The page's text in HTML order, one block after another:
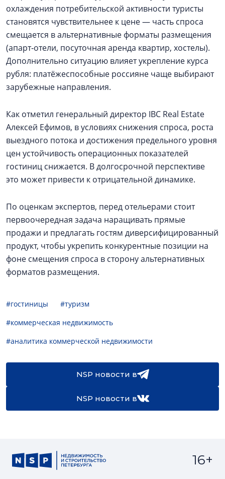
охлаждения потребительской активности туристы
становятся чувствительнее к цене — часть спроса
смещается в альтернативные форматы размещения
(апарт‑отели, посуточная аренда квартир, хостелы).
Дополнительно ситуацию влияет укрепление курса
рубля: платёжеспособные россияне чаще выбирают
зарубежные направления.
Как отметил генеральный директор IBC Real Estate
Алексей Ефимов, в условиях снижения спроса, роста
выездного потока и достижения предельного уровня
цен устойчивость операционных показателей
гостиниц снижается. В долгосрочной перспективе
это может привести к отрицательной динамике.
По оценкам экспертов, перед отельерами стоит
первоочередная задача наращивать прямые
продажи и предлагать гостям диверсифицированный
продукт, чтобы укрепить конкурентные позиции на
фоне смещения спроса в сторону альтернативных
форматов размещения.
#гостиницы
#туризм
#коммерческая недвижимость
#аналитика коммерческой недвижимости
NSP новости в
NSP новости в
16+